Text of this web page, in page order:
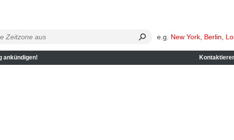
e.g. New York Berlin
ankündigen!